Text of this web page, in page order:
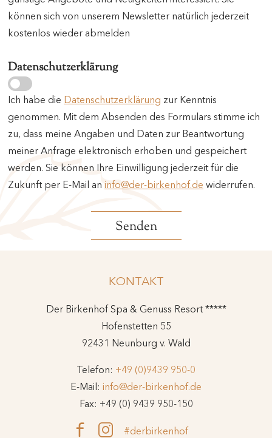
können sich von unserem Newsletter natürlich jederzeit
kostenlos wieder abmelden
Datenschutzerklärung
Ich habe die Datenschutzerklärung zur Kenntnis
genommen. Mit dem Absenden des Formulars stimme ich
zu, dass meine Angaben und Daten zur Beantwortung
meiner Anfrage elektronisch erhoben und gespeichert
werden. Sie können Ihre Einwilligung jederzeit für die
Zukunft per E-Mail an info@der-birkenhof.de widerrufen.
KONTAKT
Der Birkenhof Spa & Genuss Resort *****
Hofenstetten 55
92431 Neunburg v. Wald
Telefon: +49 (0)9439 950-0
E-Mail: info@der-birkenhof.de
Fax: +49 (0) 9439 950-150
#derbirkenhof